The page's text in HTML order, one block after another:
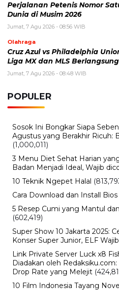
Perjalanan Petenis Nomor
Dunia di Musim 2026
Jumat, 7 Agu 2026 - 08:56 WIB
Olahraga
Cruz Azul vs Philadelphia
Liga MX dan MLS
Jumat, 7 Agu 2026 - 08:48 WIB
POPULER
Sosok Ini Bongkar Siapa
Agustus yang Berakhir Ricuh:
(1,000,011)
3 Menu Diet Sehat Harian
Badan Menjadi Ideal, Wajib
10 Teknik Ngepet Halal
Cara Download dan Install
5 Resep Cumi yang Mantul
(602,419)
Super Show 10 Jakarta 2025:
Konser Super Junior, ELF
Link Private Server Luck x8
Diadakan oleh
Drop Rate yang Melejit
10 Film Indonesia Tayang